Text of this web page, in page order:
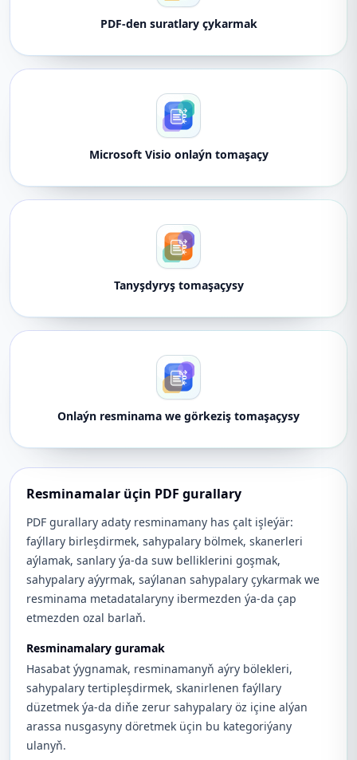
PDF-den suratlary çykarmak
Microsoft Visio onlaýn tomaşaçy
Tanyşdyryş tomaşaçysy
Onlaýn resminama we görkeziş tomaşaçysy
Resminamalar üçin PDF gurallary
PDF gurallary adaty resminamany has çalt işleýär:
faýllary birleşdirmek, sahypalary bölmek, skanerleri
aýlamak, sanlary ýa-da suw belliklerini goşmak,
sahypalary aýyrmak, saýlanan sahypalary çykarmak we
resminama metadatalaryny ibermezden ýa-da çap
etmezden ozal barlaň.
Resminamalary guramak
Hasabat ýygnamak, resminamanyň aýry bölekleri,
sahypalary tertipleşdirmek, skanirlenen faýllary
düzetmek ýa-da diňe zerur sahypalary öz içine alýan
arassa nusgasyny döretmek üçin bu kategoriýany
ulanyň.